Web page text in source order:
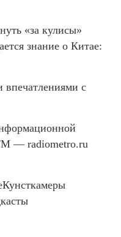
«за кулисы»
знание о Китае:
впечатлениями с
— radiometro.ru